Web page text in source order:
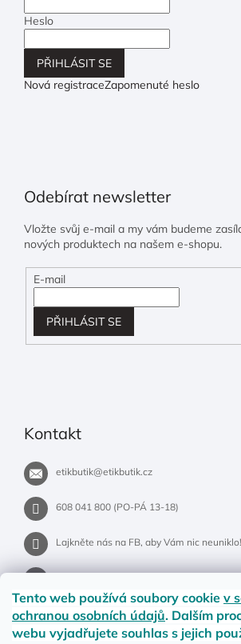
Tento web používá soubory cookie v
ochranou osobních údajů. Dalším
webu vyjadřujete souhlas s jejich
Heslo
PŘIHLÁSIT SE
Nová registraceZapomenuté heslo
Odebírat newsletter
Vložte svůj e-mail a my vám budeme
nových produktech na našem e-shopu.
E-mail
PŘIHLÁSIT SE
Kontakt
etikbutik@etikbutik.cz
608 041 800 (PO-PÁ 13-18)
Lajkněte nás na FB, aby Vám nic neuniklo!